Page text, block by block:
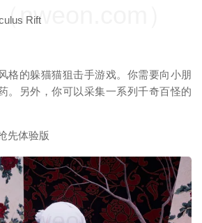
Rift
格的躲猫猫狙击手游戏。你需要向小朋
。另外，你可以采集一系列千奇百怪的
先体验版
nweon.com）